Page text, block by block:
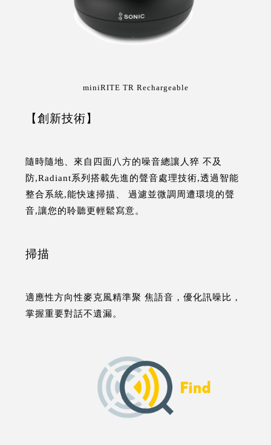
miniRITE TR Rechargeable
【創新技術】
隨時隨地、來自四面八方的噪音總讓人猝 不及
防,Radiant系列搭載先進的聲音處理技術,透過智能
整合系統,能快速掃描、 過濾並微調周遭環境的聲
音,讓您的聆聽更輕鬆寫意。
掃描
適應性方向性麥克風精準聚 焦語音，優化訊噪比，
掌握重要對話不遺漏。